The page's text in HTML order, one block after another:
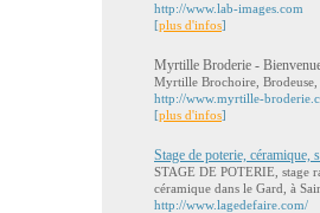
http://www.lab-images.com
[plus d'infos]
Myrtille Broderie -
Myrtille Brochoire,
http://www.myrtille-
[plus d'infos]
Stage de poterie, céramique,
STAGE DE POTERIE, stage
céramique dans le Gard, à
http://www.lagedefaire.com/